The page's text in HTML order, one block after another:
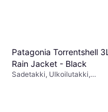
Patagonia Torrentshell 3L
Rain Jacket - Black
Sadetakki, Ulkoilutakki,